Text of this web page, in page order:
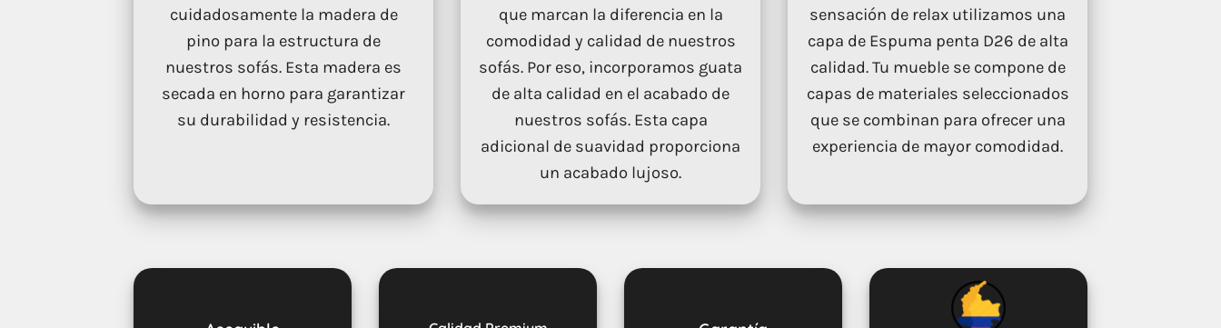
cuidadosamente la madera de
pino para la estructura de
nuestros sofás. Esta madera es
secada en horno para garantizar
su durabilidad y resistencia.
que marcan la diferencia en la
comodidad y calidad de nuestros
sofás. Por eso, incorporamos guata
de alta calidad en el acabado de
nuestros sofás. Esta capa
adicional de suavidad proporciona
un acabado lujoso.
sensación de relax utilizamos una
capa de Espuma penta D26 de alta
calidad. Tu mueble se compone de
capas de materiales seleccionados
que se combinan para ofrecer una
experiencia de mayor comodidad.